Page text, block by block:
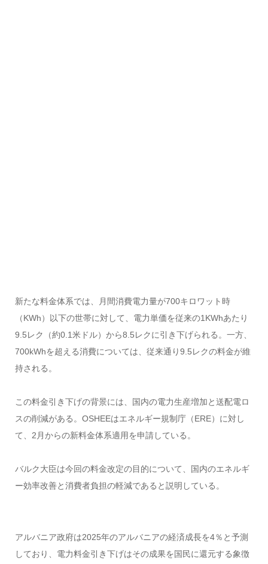
新たな料金体系では、月間消費電力量が700キロワット時
（KWh）以下の世帯に対して、電力単価を従来の1KWhあたり
9.5レク（約0.1米ドル）から8.5レクに引き下げられる。一方、
700kWhを超える消費については、従来通り9.5レクの料金が維
持される。
この料金引き下げの背景には、国内の電力生産増加と送配電ロ
スの削減がある。OSHEEはエネルギー規制庁（ERE）に対し
て、2月からの新料金体系適用を申請している。
バルク大臣は今回の料金改定の目的について、国内のエネルギ
ー効率改善と消費者負担の軽減であると説明している。
アルバニア政府は2025年のアルバニアの経済成長を4％と予測
しており、電力料金引き下げはその成果を国民に還元する象徴